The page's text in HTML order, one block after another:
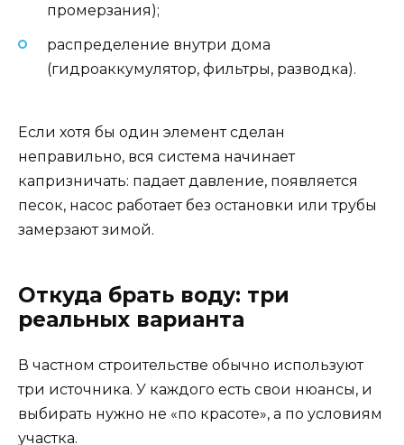
промерзания);
распределение внутри дома
(гидроаккумулятор, фильтры, разводка).
Если хотя бы один элемент сделан
неправильно, вся система начинает
капризничать: падает давление, появляется
песок, насос работает без остановки или трубы
замерзают зимой.
Откуда брать воду: три
реальных варианта
В частном строительстве обычно используют
три источника. У каждого есть свои нюансы, и
выбирать нужно не «по красоте», а по условиям
участка.